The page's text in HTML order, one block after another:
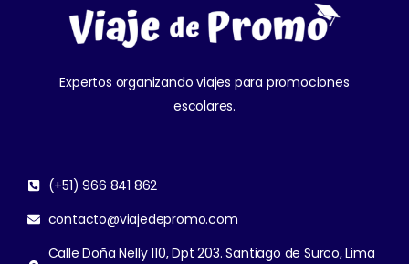
Expertos organizando viajes para promociones
escolares.
(+51) 966 841 862
contacto@viajedepromo.com
Calle Doña Nelly 110, Dpt 203. Santiago de Surco, Lima